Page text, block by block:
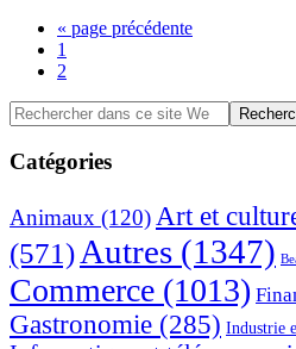
« Aller
page précédente
Go
to
1
Go
page
2
Barre
latérale
principale
Rechercher
dans
ce
site
Catégories
Animaux (120) Art et
(571) Autres (1347)
Commerce (1013)
Gastronomie (285) Industrie